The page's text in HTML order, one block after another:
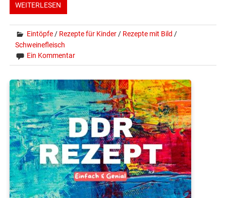
WEITERLESEN
Eintöpfe / Rezepte für Kinder / Rezepte mit Bild /
Schweinefleisch
Ein Kommentar